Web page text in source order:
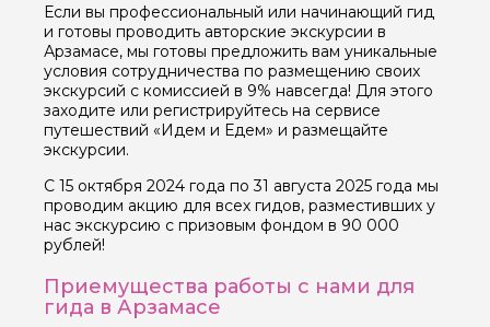
Если вы профессиональный или начинающий гид
и готовы проводить авторские экскурсии в
Арзамасе, мы готовы предложить вам уникальные
условия сотрудничества по размещению своих
экскурсий с комиссией в 9% навсегда! Для этого
заходите или регистрируйтесь на сервисе
путешествий «Идем и Едем» и размещайте
экскурсии.
С 15 октября 2024 года по 31 августа 2025 года мы
проводим акцию для всех гидов, разместивших у
нас экскурсию с призовым фондом в 90 000
рублей!
Приемущества работы с нами для
гида в Арзамасе